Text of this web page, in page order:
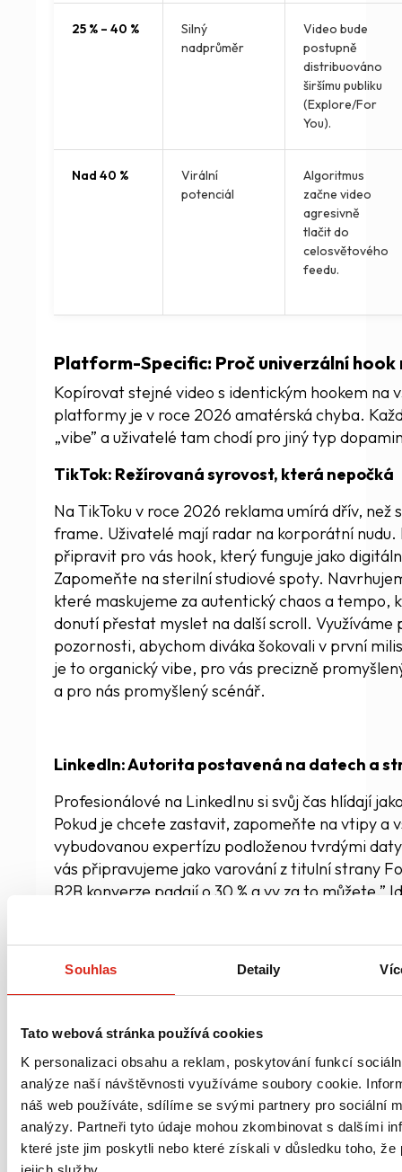
Souhlas Detaily
Tato webová stránka používá cookies
K personalizaci obsahu a reklam, poskytování funkcí
analýze naší návštěvnosti využíváme soubory cookie.
náš web používáte, sdílíme se svými partnery pro sociální
analýzy. Partneři tyto údaje mohou zkombinovat s dalšími
které jste jim poskytli nebo které získali v důsledku toho, že
25 % – 40 %
Silný
nadprůměr
Video bude
postupně
distribuováno
širšímu publiku
(Explore/For
You).
Nad 40 %
Virální
potenciál
Algoritmus
začne video
agresivně
tlačit do
celosvětového
feedu.
Platform-Specific: Proč univerzální hook
Kopírovat stejné video s identickým hookem na
platformy je v roce 2026 amatérská chyba.
„vibe” a uživatelé tam chodí pro jiný typ
TikTok: Režírovaná syrovost, která nepočká
Na TikToku v roce 2026 reklama umírá dřív, než
frame. Uživatelé mají radar na korporátní nudu.
připravit pro vás hook, který funguje jako
Zapomeňte na sterilní studiové spoty.
které maskujeme za autentický chaos a tempo,
donutí přestat myslet na další scroll. Využíváme
pozornosti, abychom diváka šokovali v první
je to organický vibe, pro vás precizně
a pro nás promyšlený scénář.
LinkedIn: Autorita postavená na datech a
Profesionálové na LinkedInu si svůj čas hlídají
Pokud je chcete zastavit, zapomeňte na vtipy a
vybudovanou expertízu podloženou tvrdými
vás připravujeme jako varování z titulní strany
B2B konverze padají o 30 % a vy za to můžete.”
marketingový balast, ale precizně
má pro vašeho klienta skutečnou hodnotu.
Instagram Reels: Strategie skrytá za
Instagram je vizuální slast, kde vládne oko a
Naším cílem je vytvořit aspirativní narativ, který
Zajišťujeme dokonalý postprodukční grading a